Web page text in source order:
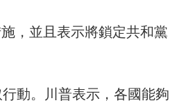
，並且表示將鎖定共和黨
動。川普表示，各國能夠